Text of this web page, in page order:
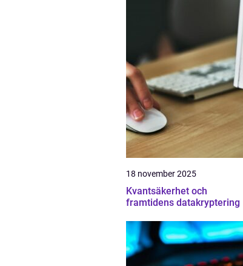
18 november 2025
Kvantsäkerhet och
framtidens datakryptering